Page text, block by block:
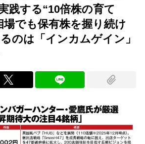
践する“10倍株の育て
でも保有株を握り続け
のは「インカムゲイン」